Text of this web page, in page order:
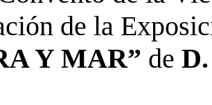
de la
Y MAR” de D.